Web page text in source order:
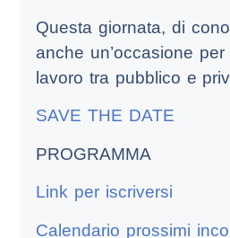
Questa giornata, di
anche un’occasione per
lavoro tra pubblico e
SAVE THE DATE
PROGRAMMA
Link per iscriversi
Calendario prossimi